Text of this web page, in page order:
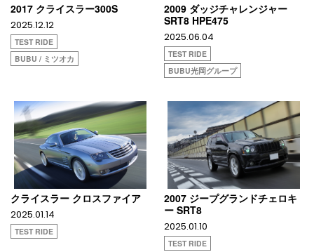
2017 クライスラー300S
2025.12.12
TEST RIDE
BUBU / ミツオカ
2009 ダッジチャレンジャー
SRT8 HPE475
2025.06.04
TEST RIDE
BUBU光岡グループ
クライスラー クロスファイア
2025.01.14
TEST RIDE
2007 ジープグランドチェロキ
ー SRT8
2025.01.10
TEST RIDE